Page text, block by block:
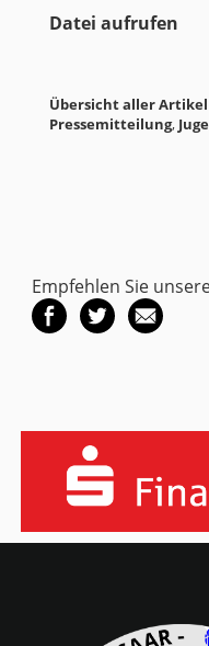
Datei aufrufen
Übersicht aller Artikel
Pressemitteilung,
Empfehlen Sie